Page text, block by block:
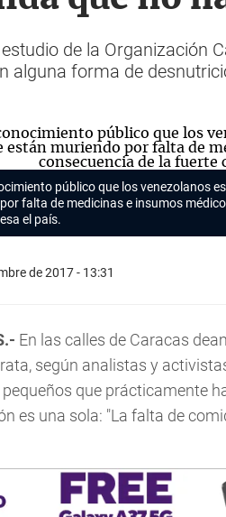
de la Organización
alguna forma de
público que los venezolanos
falta de medicinas e insumos
el país.
de 2017 - 13:31
En las calles de Caracas
según analistas y
que prácticamente
es una sola: "La falta de